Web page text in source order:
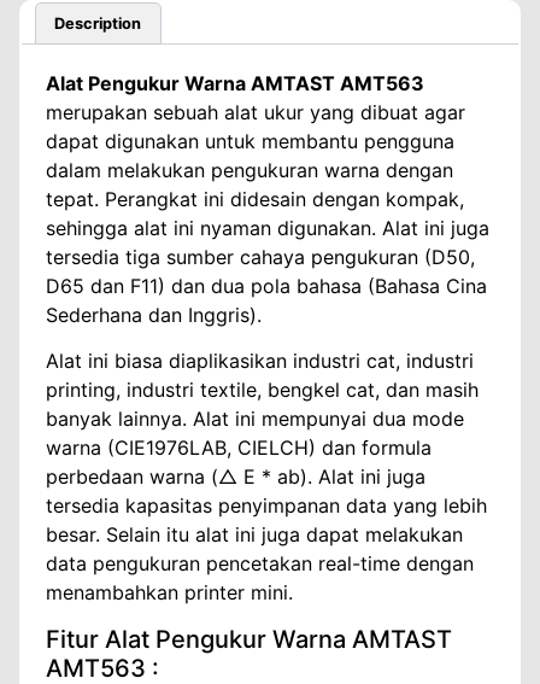
Description
Alat Pengukur Warna AMTAST AMT563
merupakan sebuah alat ukur yang dibuat agar
dapat digunakan untuk membantu pengguna
dalam melakukan pengukuran warna dengan
tepat. Perangkat ini didesain dengan kompak,
sehingga alat ini nyaman digunakan. Alat ini juga
tersedia tiga sumber cahaya pengukuran (D50,
D65 dan F11) dan dua pola bahasa (Bahasa Cina
Sederhana dan Inggris).
Alat ini biasa diaplikasikan industri cat, industri
printing, industri textile, bengkel cat, dan masih
banyak lainnya. Alat ini mempunyai dua mode
warna (CIE1976LAB, CIELCH) dan formula
perbedaan warna (△ E * ab). Alat ini juga
tersedia kapasitas penyimpanan data yang lebih
besar. Selain itu alat ini juga dapat melakukan
data pengukuran pencetakan real-time dengan
menambahkan printer mini.
Fitur Alat Pengukur Warna AMTAST
AMT563 :